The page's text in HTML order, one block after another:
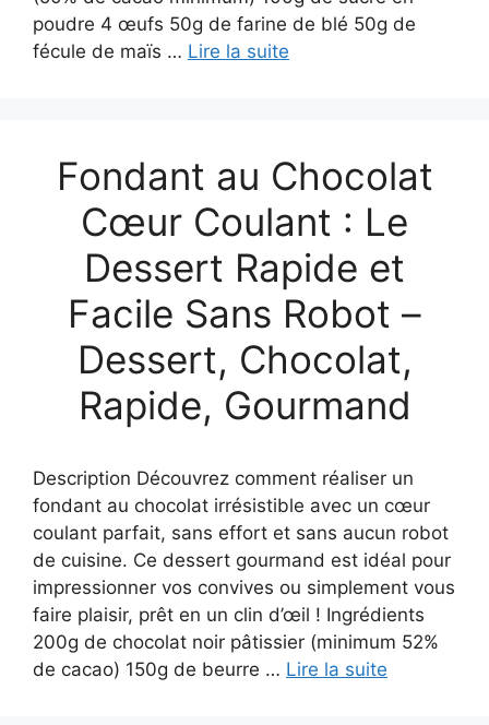
poudre 4 œufs 50g de farine de blé 50g de
fécule de maïs … Lire la suite
Fondant au Chocolat
Cœur Coulant : Le
Dessert Rapide et
Facile Sans Robot –
Dessert, Chocolat,
Rapide, Gourmand
Description Découvrez comment réaliser un
fondant au chocolat irrésistible avec un cœur
coulant parfait, sans effort et sans aucun robot
de cuisine. Ce dessert gourmand est idéal pour
impressionner vos convives ou simplement vous
faire plaisir, prêt en un clin d’œil ! Ingrédients
200g de chocolat noir pâtissier (minimum 52%
de cacao) 150g de beurre … Lire la suite